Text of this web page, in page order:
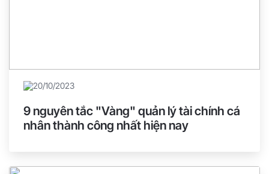
9 nguyên tắc "Vàng" quản lý tài chính cá
nhân thành công nhất hiện nay
20/10/2023